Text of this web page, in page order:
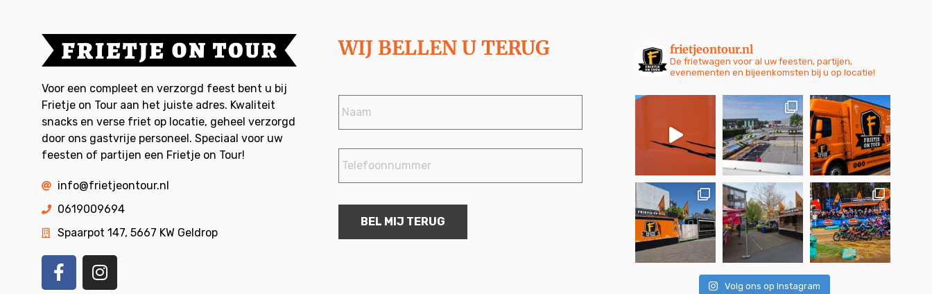
Voor een compleet en verzorgd feest bent u bij
Frietje on Tour aan het juiste adres. Kwaliteit
snacks en verse friet op locatie, geheel verzorgd
door ons gastvrije personeel. Speciaal voor uw
feesten of partijen een Frietje on Tour!
info@frietjeontour.nl
0619009694
Spaarpot 147, 5667 KW Geldrop
WIJ BELLEN U TERUG
Naam *
Telefoonnummer *
frietjeontour.nl
De frietwagen voor al uw feesten, partijen,
evenementen en bijeenkomsten bij u op locatie!
Volg ons op Instagram